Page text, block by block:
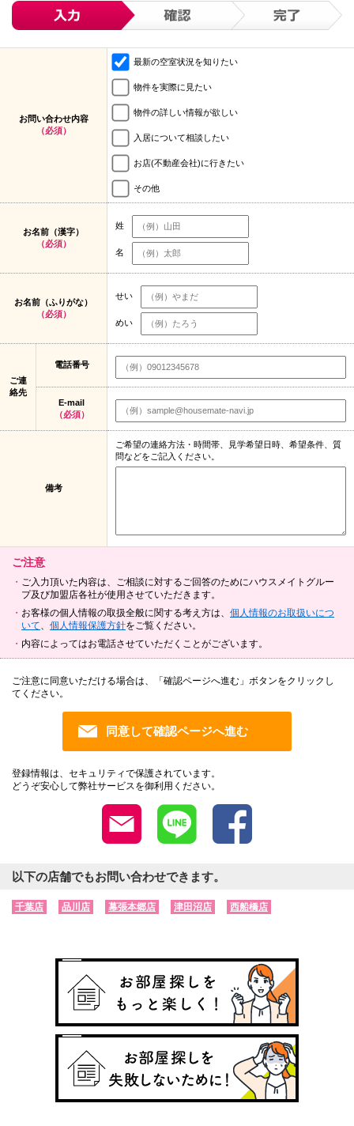
お問い合わせ内容
（必須）
最新の空室状況を知りたい
物件を実際に見たい
物件の詳しい情報が欲しい
入居について相談したい
お店(不動産会社)に行きたい
その他
お名前（漢字）
（必須）
姓
名
お名前（ふりがな）
（必須）
せい
めい
ご連
絡先
電話番号
E-mail
（必須）
備考
ご希望の連絡方法・時間帯、見学希望日時、希望条件、質
問などをご記入ください。
ご注意
ご入力頂いた内容は、ご相談に対するご回答のためにハウスメイトグルー
プ及び加盟店各社が使用させていただきます。
お客様の個人情報の取扱全般に関する考え方は、 個人情報のお取扱いにつ
いて
個人情報保護方針をご覧ください。
内容によってはお電話させていただくことがございます。
ご注意に同意いただける場合は、「確認ページへ進む」ボタンをクリックし
てください。
登録情報は、セキュリティで保護されています。
どうぞ安心して弊社サービスを御利用ください。
以下の店舗でもお問い合わせできます。
千葉店 品川店 幕張本郷店 津田沼店 西船橋店